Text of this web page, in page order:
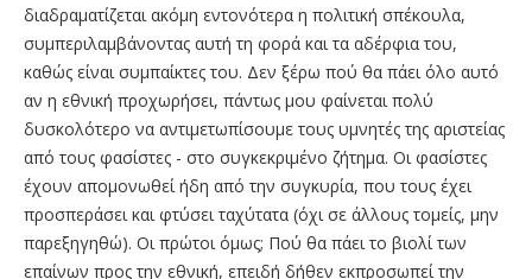
διαδραματίζεται ακόμη εντονότερα η πολιτική σπέκουλα,
συμπεριλαμβάνοντας αυτή τη φορά και τα αδέρφια του,
καθώς είναι συμπαίκτες του. Δεν ξέρω πού θα πάει όλο αυτό
αν η εθνική προχωρήσει, πάντως μου φαίνεται πολύ
δυσκολότερο να αντιμετωπίσουμε τους υμνητές της αριστείας
από τους φασίστες - στο συγκεκριμένο ζήτημα. Οι φασίστες
έχουν απομονωθεί ήδη από την συγκυρία, που τους έχει
προσπεράσει και φτύσει ταχύτατα (όχι σε άλλους τομείς, μην
παρεξηγηθώ). Οι πρώτοι όμως; Πού θα πάει το βιολί των
επαίνων προς την εθνική, επειδή δήθεν εκπροσωπεί την